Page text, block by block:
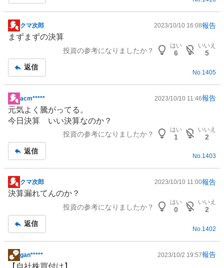
掲
示
事
クマ次郎 2023/10/10 16:08報告
まずまずの決算
投資の参考になりましたか？
はい
6
いいえ
5
返信
No. 1405
掲
示
板
acm***** 2023/10/10 11:46報告
元気よく騰がってる。
今日決算 いい決算なのか？
投資の参考になりましたか？
はい
1
いいえ
2
返信
No.1403
掲
示
事
クマ次郎 2023/10/10 11:00報告
決算漏れてんのか？
投資の参考になりましたか？
はい
0
いいえ
2
返信
No. 1402
掲
gan***** 2023/10/2 19:57報告
【自社株買付け】